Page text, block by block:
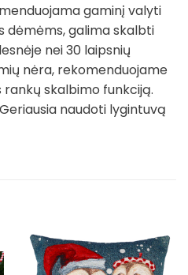
gaminį valyti
dėmėms, galima skalbti
nei 30 laipsnių
nėra, rekomenduojame
skalbimo funkciją.
naudoti lygintuvą